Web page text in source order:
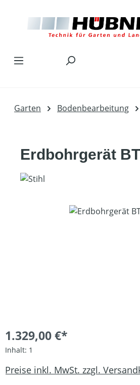
Garten Bodenbearbeitung
Erdbohrgerät
Bildergalerie überspringen
1.329,00 €*
Inhalt: 1
Preise inkl. MwSt. zzgl.